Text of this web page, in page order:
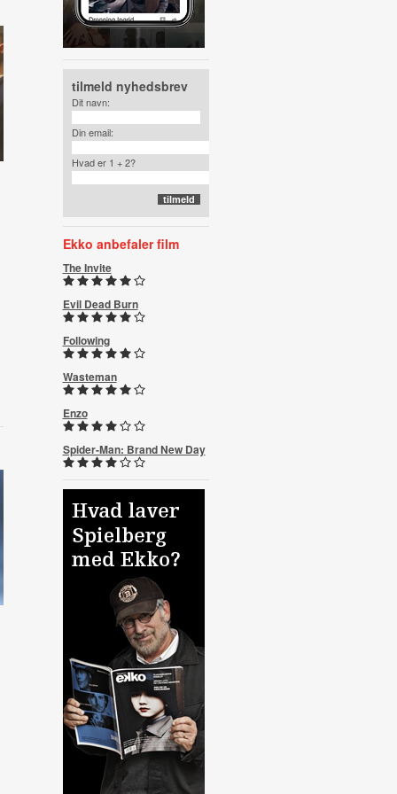
tilmeld nyhedsbrev
Dit navn:
Din email:
Hvad er 1 + 2?
Ekko anbefaler film
The Invite
Evil Dead Burn
Following
Wasteman
Enzo
Spider-Man: Brand New Day